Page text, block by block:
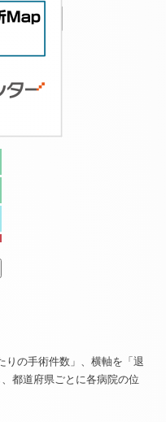
の手術件数」、横軸を「退
都道府県ごとに各病院の位